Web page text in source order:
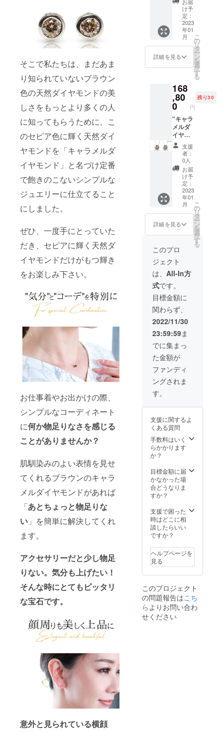
そこで私たちは、まだあま
り知られていないブラウン
色の天然ダイヤモンドの美
しさをもっとより多くの人
に知ってもらうために、こ
のセピア色に輝く天然ダイ
ヤモンドを「キャラメルダ
イヤモンド」と名づけ定番
で飽きのこないシンプルな
ジュエリーに仕立てること
にしました。
ぜひ、一度手にとっていた
だき、セピアに輝く天然ダ
イヤモンドだけがもつ輝き
をお楽しみ下さい。
お仕事着やお出かけの際、
シンプルなコーディネート
に何か物足りなさを感じる
ことがありませんか？
肌馴染みのよい表情を見せ
てくれるブラウンのキャラ
メルダイヤモンドがあれば
「あとちょっと物足りな
い 」を簡単に解決してくれ
ます。
アクセサリーだと少し物足
りない。気分も上げたい！
そんな時にとてもピッタリ
な宝石です。
意外と見られている横顔
ウンダ
イヤモ
ンドを
使用し
ている
ため、
はない
内包物
場合が
ござい
ます。
予めご
了承く
ださ
い。 [内
容] 鑑定
歴34年
の熟練
バイ
ヤー
が、厳
選した
ブラウ
ンダイ
ドを使
用して
す。 程
よい大
きさの
天然ブ
ラウン
ダイヤ
モンド
を使用
したシ
ンプル
なデザ
インの
ネック
レス
で、普
段使い
からオ
フィス
ンに
マッチ
する、
永く愛
用でき
るジュ
す。 ※
写真と
実際の
商品で
は、
ディス
によっ
て色合
じる場
合がご
ざいま
了承下
さい。
※写真は
サンプ
ルで
す。天
然ブラ
ウンダ
イヤモ
ンドを
使用し
ている
写真に
はない
が入っ
ている
場合が
ござい
予めご
了承く
ださ
い。 [内
容] 鑑定
歴34年
の熟練
バイ
ヤー
が、厳
選した
ブラウ
ンダイ
用して
おりま
す。 程
よい大
きさの
天然ブ
モンド
を使用
したシ
インの
ネック
レス
で、普
からオ
と幅広
いシー
ンに
マッチ
する、
永く愛
用でき
※ご注文
状況、
使用部
材の供
給状
況、製
造工程
荷時期
が遅れ
る場合
がござ
いま
す。 ※
写真と
実際の
商品で
は、
ディス
プレイ
によっ
て色合
いに違
いが生
じる場
合がご
了承下
※写真は
サンプ
す。天
然ブラ
ウンダ
イヤモ
ンドを
ている
ため、
写真に
はない
内包物
が入っ
ている
ます。
予めご
了承く
ださ
い。 [内
容] 鑑定
バイ
ヤー
が、厳
ンダイ
ヤモン
ドを使
用して
す。 程
よい大
きさの
天然ブ
ダイヤ
モンド
を使用
したシ
片耳
0.1ct(両
耳合計
0.2ct)
ピアス
トッ
プ：縦
キャッ
チ：地
金+シリ
コン 付
属品：
品質保
証書 ※
こちら
の価格
には消
費税・
送料が
含まれ
ます。
※ご注文
状況、
使用部
材の供
造工程
上の都
合等に
より出
荷時期
が遅れ
る場合
がござ
いま
す。 ※
写真と
実際の
商品で
は、
ディス
プレイ
によっ
て色合
じる場
合がご
ざいま
す。ご
了承下
さい。
ルで
す。天
然ブラ
ンドを
使用し
ている
ため、
はない
内包物
が入っ
ている
ござい
ます。
予めご
了承く
ださ
細] 素
材：
K10YG(
イエ
ロー
ゴール
ド) or
K10WG
トゴー
ルド)
※オプ
ション
からお
選びく
ださ
い。
トップ
サイズ
(約)：縦
5.3mm
5.3mm
チェー
ンの長
さ(約)：
45cm（
調節可
能） 付
属品：
品質保
証書 ※
こちら
の価格
には消
費税・
送料が
含まれ
ます。
※ご注文
状況、
使用部
材の供
給状
況、製
造工程
上の都
荷時期
る場合
がござ
いま
す。 ※
写真と
商品で
は、
ディス
プレイ
て色合
いに違
いが生
じる場
ざいま
す。ご
了承下
さい。
サンプ
ルで
す。天
然ブラ
ウンダ
け予
定：
2023
年01
月
詳細を見る
こ
の
リ
タ
ー
ン
を
選
択
す
る
168
,80
0 円
残り30
"キャラ
メルダ
イヤモ
ンド
ネック
レス
1.0ct
細] 素
材：
K10YG(
イエ
ロー
ゴール
ド) or
K10WG
(ホワイ
トゴー
ルド)
※オプ
ション
からお
選びく
ださ
い。
トップ
サイズ
(約)：縦
7.5mm
×横
7.5mm
チェー
ンの長
さ(約)：
能） 付
品質保
証書 ※
こちら
の価格
には消
送料が
含まれ
ます。
※ご注文
使用部
材の供
給状
況、製
上の都
合等に
より出
荷時期
る場合
がござ
いま
す。 ※
写真と
支援
者：
0人
お届
け予
定：
2023
年01
月
詳細を見る
こ
の
リ
タ
ー
ン
を
選
択
す
る
このプロ
ジェクト
は、 All-In方
式です。
目標金額に
関わらず、
2022/11/30
23:59:59ま
でに集まっ
た金額が
ファンディ
ングされま
す。
支援に関するよ
くある質問
手数料はいく
らかかります
か？
目標金額に届
かなかった場
合どうなりま
すか？
支援で困った
時はどこに相
談したらいい
ですか？
ヘルプページを
見る
このプロジェクト
の問題報告はこち
ら よりお問い合わ
せください